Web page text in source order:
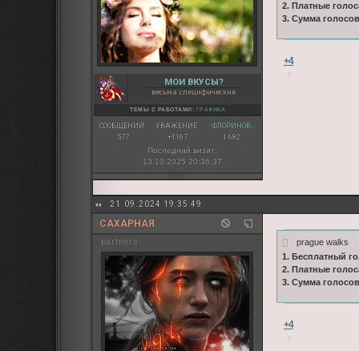
МОИ ВКУСЫ?
весьма специфические
ТЕМЫ С РАБОТАМИ: ГРАФИКА
СООБЩЕНИЙ:
577
УВАЖЕНИЕ:
+1167
ФЛОРИНОВ:
1 682
Последний визит:
13.10.2025 20:36:37
2. Платные
3. Сумма
+4
21.09.2024 19:35:49
САХАРНАЯ
partners-
prague walks
1. Бесплатный
2. Платные
3. Сумма
+4